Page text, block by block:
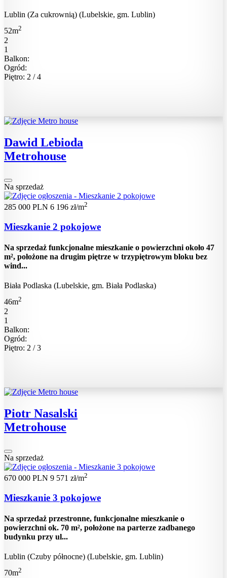
Lublin (Za cukrownią) (Lubelskie, gm. Lublin)
52m2
2
1
Balkon:
Ogród:
Piętro: 2 / 4
Dawid Lebioda
Metrohouse
Na sprzedaż
285 000 PLN 6 196 zł/m2
Mieszkanie 2 pokojowe
Na sprzedaż funkcjonalne mieszkanie o powierzchni około 47
m², położone na drugim piętrze w trzypiętrowym bloku bez
wind...
Biała Podlaska (Lubelskie, gm. Biała Podlaska)
46m2
2
1
Balkon:
Ogród:
Piętro: 2 / 3
Piotr Nasalski
Metrohouse
Na sprzedaż
670 000 PLN 9 571 zł/m2
Mieszkanie 3 pokojowe
Na sprzedaż przestronne, funkcjonalne mieszkanie o
powierzchni ok. 70 m², położone na parterze zadbanego
budynku przy ul...
Lublin (Czuby północne) (Lubelskie, gm. Lublin)
70m2